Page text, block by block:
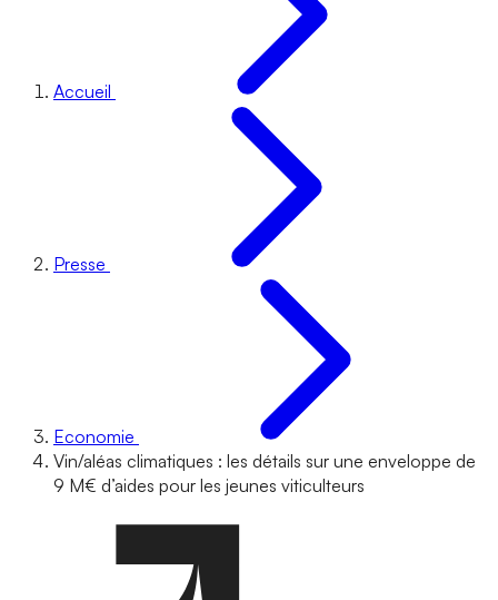
Accueil
Presse
Economie
Vin/aléas climatiques : les détails sur une enveloppe de
9 M€ d’aides pour les jeunes viticulteurs